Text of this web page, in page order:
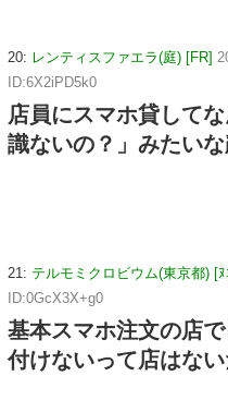
20: レンティスファエラ(庭) [FR]
ID:6X2iPD5k0
店員にスマホ貸して
識ないの？」みたい
21: テルモミクロビウム(東京都) [ﾇ
ID:0GcX3X+g0
基本スマホ注文の店
付けないって店はない